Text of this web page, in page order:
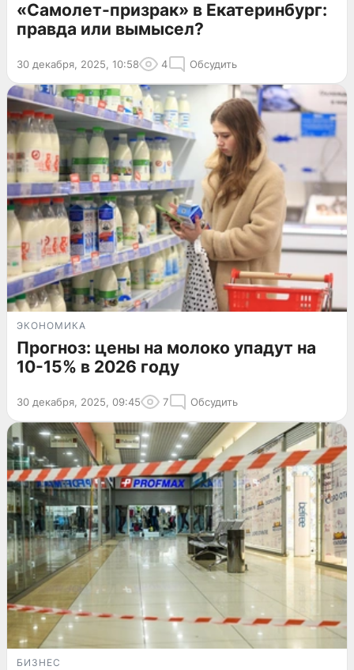
«Самолет-призрак» в Екатеринбург:
правда или вымысел?
30 декабря, 2025, 10:58 4 Обсудить
ЭКОНОМИКА
Прогноз: цены на молоко упадут на
10-15% в 2026 году
30 декабря, 2025, 09:45 7 Обсудить
БИЗНЕС